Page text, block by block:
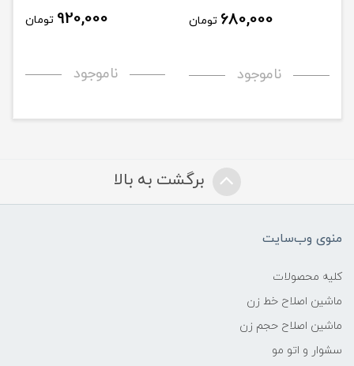
680,000 تومان
ناموجود
920,000 تومان
ناموجود
برگشت به بالا
منوی وب‌سایت
کلیه محصولات
ماشین اصلاح خط زن
ماشین اصلاح حجم زن
سشوار و اتو مو